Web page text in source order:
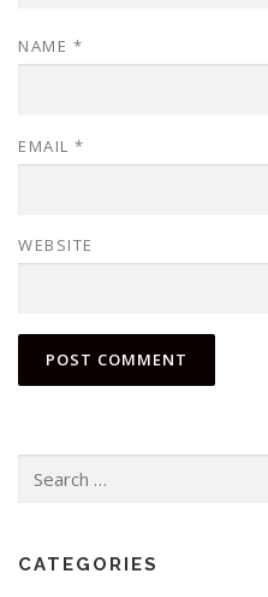
NAME *
EMAIL *
WEBSITE
for:
CATEGORIES